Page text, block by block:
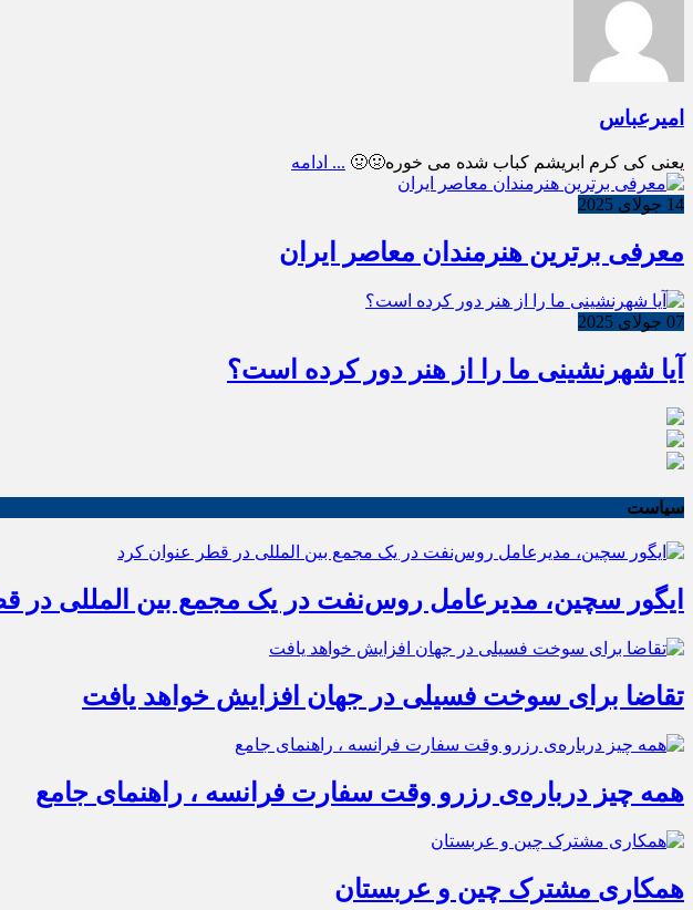
امیرعباس
یعنی کی کرم ابریشم کباب شده می خوره🤢🤢 ... ادامه
14 جولای 2025
معرفی برترین هنرمندان معاصر ایران
07 جولای 2025
آیا شهرنشینی ما را از هنر دور کرده است؟
سیاست
ایگور سچین، مدیرعامل روس‌نفت در یک مجمع بین المللی در
تقاضا برای سوخت فسیلی در جهان افزایش خواهد یافت
همه چیز درباره‌ی رزرو وقت سفارت فرانسه ، راهنمای جامع
همکاری مشترک چین و عربستان